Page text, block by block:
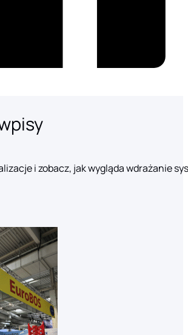
i zobacz, jak wygląda wdrażanie